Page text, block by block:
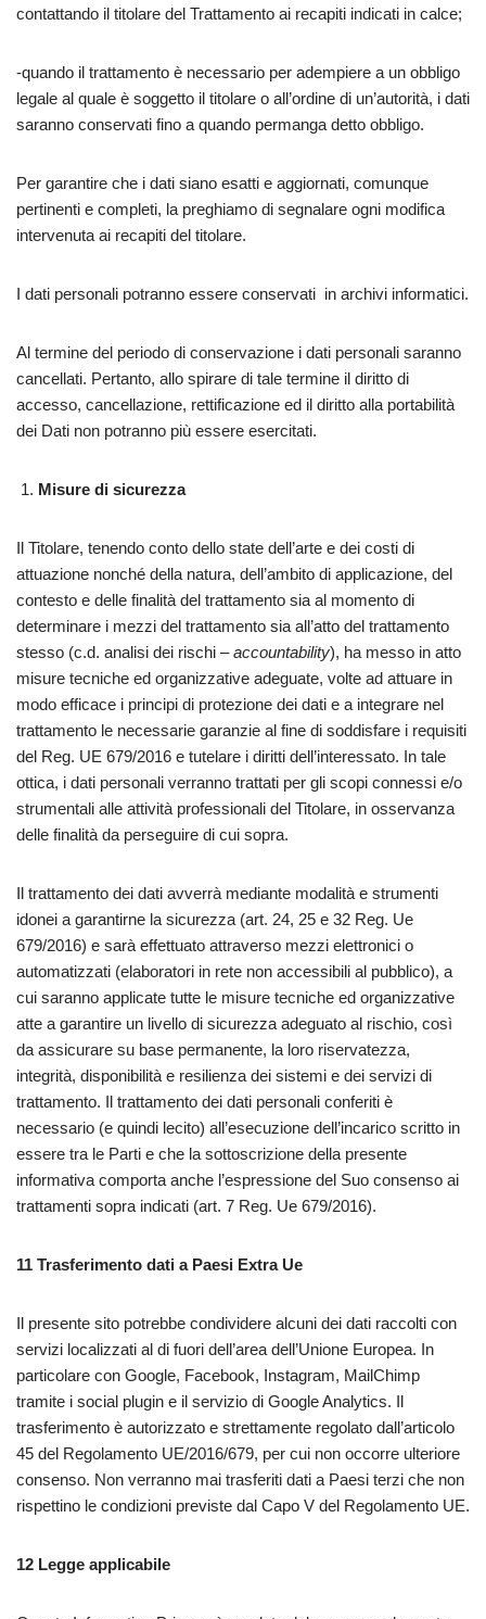
contattando il titolare del Trattamento ai recapiti indicati in calce;
-quando il trattamento è necessario per adempiere a un obbligo
legale al quale è soggetto il titolare o all’ordine di un’autorità, i dati
saranno conservati fino a quando permanga detto obbligo.
Per garantire che i dati siano esatti e aggiornati, comunque
pertinenti e completi, la preghiamo di segnalare ogni modifica
intervenuta ai recapiti del titolare.
I dati personali potranno essere conservati in archivi informatici.
Al termine del periodo di conservazione i dati personali saranno
cancellati. Pertanto, allo spirare di tale termine il diritto di
accesso, cancellazione, rettificazione ed il diritto alla portabilità
dei Dati non potranno più essere esercitati.
Misure di sicurezza
Il Titolare, tenendo conto dello state dell’arte e dei costi di
attuazione nonché della natura, dell’ambito di applicazione, del
contesto e delle finalità del trattamento sia al momento di
determinare i mezzi del trattamento sia all’atto del trattamento
stesso (c.d. analisi dei rischi –accountability), ha messo in atto
misure tecniche ed organizzative adeguate, volte ad attuare in
modo efficace i principi di protezione dei dati e a integrare nel
trattamento le necessarie garanzie al fine di soddisfare i requisiti
del Reg. UE 679/2016 e tutelare i diritti dell’interessato. In tale
ottica, i dati personali verranno trattati per gli scopi connessi e/o
strumentali alle attività professionali del Titolare, in osservanza
delle finalità da perseguire di cui sopra.
Il trattamento dei dati avverrà mediante modalità e strumenti
idonei a garantirne la sicurezza (art. 24, 25 e 32 Reg. Ue
679/2016) e sarà effettuato attraverso mezzi elettronici o
automatizzati (elaboratori in rete non accessibili al pubblico), a
cui saranno applicate tutte le misure tecniche ed organizzative
atte a garantire un livello di sicurezza adeguato al rischio, così
da assicurare su base permanente, la loro riservatezza,
integrità, disponibilità e resilienza dei sistemi e dei servizi di
trattamento. Il trattamento dei dati personali conferiti è
necessario (e quindi lecito) all’esecuzione dell’incarico scritto in
essere tra le Parti e che la sottoscrizione della presente
informativa comporta anche l’espressione del Suo consenso ai
trattamenti sopra indicati (art. 7 Reg. Ue 679/2016).
11 Trasferimento dati a Paesi Extra Ue
Il presente sito potrebbe condividere alcuni dei dati raccolti con
servizi localizzati al di fuori dell’area dell’Unione Europea. In
particolare con Google, Facebook, Instagram, MailChimp
tramite i social plugin e il servizio di Google Analytics. Il
trasferimento è autorizzato e strettamente regolato dall’articolo
45 del Regolamento UE/2016/679, per cui non occorre ulteriore
consenso. Non verranno mai trasferiti dati a Paesi terzi che non
rispettino le condizioni previste dal Capo V del Regolamento UE.
12 Legge applicabile